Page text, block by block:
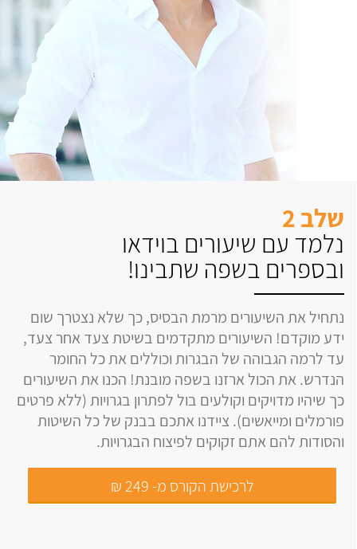
שלב 2
נלמד עם שיעורים בוידאו
ובספרים בשפה שתבינו!
נתחיל את השיעורים מרמת הבסיס, כך שלא נצטרך שום
ידע מוקדם! השיעורים מתקדמים בשיטת צעד אחר צעד,
עד לרמה הגבוהה של הבגרות וכוללים את כל החומר
הנדרש. את הכול ארזנו בשפה מובנת! הכנו את השיעורים
כך שיהיו מדויקים וקולעים בול לפתרון בגרויות (ללא פרטים
פורמלים ומייאשים). ציידנו אתכם בבנק של כל השיטות
והסודות להם אתם זקוקים לפיצוח הבגרויות.
לרכישת הקורס מ- 249 ₪